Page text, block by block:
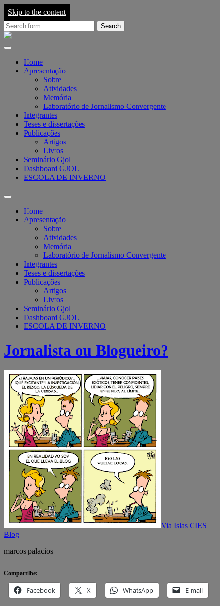
Skip to the content
Search
for:Grupo
em
Jornalismo
Home
Apresentação
Sobre
Atividades
Memória
Laboratório de Jornalismo Convergente
Integrantes
Teses e dissertações
Publicações
Artigos
Livros
Seminário Gjol
Dashboard GJOL
ESCOLA DE INVERNO
Toggle
search
field
Home
Apresentação
Sobre
Atividades
Memória
Laboratório de Jornalismo Convergente
Integrantes
Teses e dissertações
Publicações
Artigos
Livros
Seminário Gjol
Dashboard GJOL
ESCOLA DE INVERNO
Jornalista ou Blogueiro?
Via Islas CIES
Blog
marcos palacios
Compartilhe:
Facebook X WhatsApp E-mail